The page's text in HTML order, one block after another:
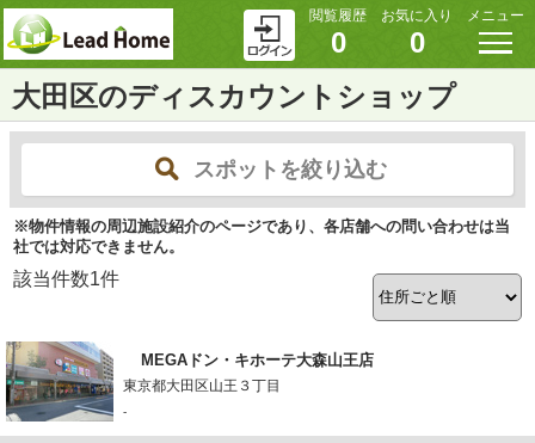
閲覧履歴
0
お気に入り
0
メニュー
大田区のディスカウントショップ
スポットを絞り込む
※物件情報の周辺施設紹介のページであり、各店舗への問い合わせは当
社では対応できません。
該当件数1件
MEGAドン・キホーテ大森山王店
東京都大田区山王３丁目
-